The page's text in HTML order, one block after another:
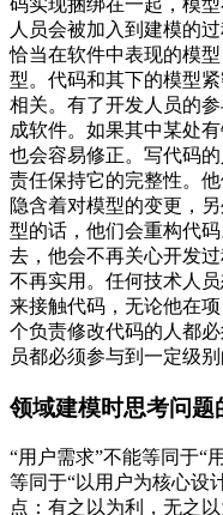
人员会被加入到建模的
恰当在软件中表现的模
型。代码和其下的模型
相关。有了开发人员的
成软件。如果其中某处
也会容易修正。写代码
责任保持它的完整性。
隐含着对模型的变更，
型的话，他们会重构代
去，他会不再关心开发
不再实用。任何技术人
来接触代码，无论他在
个负责修改代码的人都
员都必须参与到一定级
领域建模时思考问题
“用户需求”不能等同于“
等同于“以用户为核心设
点：有之以为利，无之